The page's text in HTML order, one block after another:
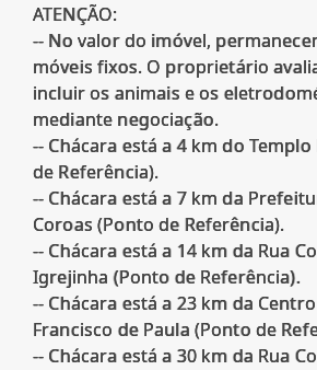
ATENÇÃO:
-- No valor do imóvel,
móveis fixos. O proprietário
incluir os animais e os
mediante negociação.
-- Chácara está a 4 km do
de Referência).
-- Chácara está a 7 km da
Coroas (Ponto de Referência).
-- Chácara está a 14 km da Rua
Igrejinha (Ponto de Referência).
-- Chácara está a 23 km da
Francisco de Paula (Ponto de
-- Chácara está a 30 km da Rua